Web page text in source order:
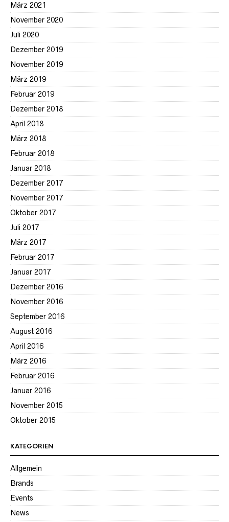
März 2021
November 2020
Juli 2020
Dezember 2019
November 2019
März 2019
Februar 2019
Dezember 2018
April 2018
März 2018
Februar 2018
Januar 2018
Dezember 2017
November 2017
Oktober 2017
Juli 2017
März 2017
Februar 2017
Januar 2017
Dezember 2016
November 2016
September 2016
August 2016
April 2016
März 2016
Februar 2016
Januar 2016
November 2015
Oktober 2015
KATEGORIEN
Allgemein
Brands
Events
News